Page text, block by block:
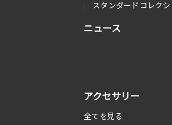
スタンダードコレクシ
ニュース
アクセサリー
全てを見る